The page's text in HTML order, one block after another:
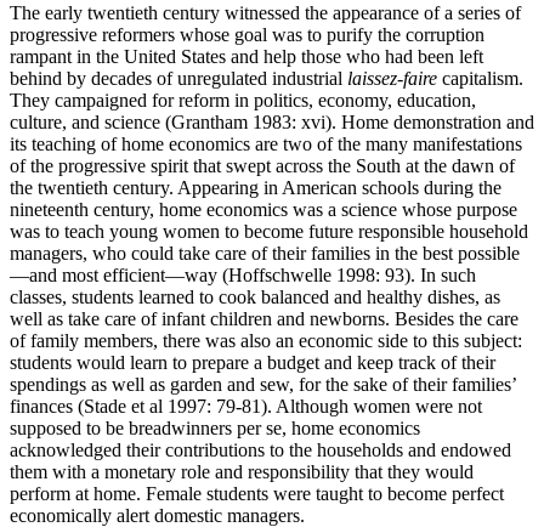
The early twentieth century witnessed the appearance of a series of
progressive reformers whose goal was to purify the corruption
rampant in the United States and help those who had been left
behind by decades of unregulated industrial laissez-faire capitalism.
They campaigned for reform in politics, economy, education,
culture, and science (Grantham 1983: xvi). Home demonstration and
its teaching of home economics are two of the many manifestations
of the progressive spirit that swept across the South at the dawn of
the twentieth century. Appearing in American schools during the
nineteenth century, home economics was a science whose purpose
was to teach young women to become future responsible household
managers, who could take care of their families in the best possible
—and most efficient—way (Hoffschwelle 1998: 93). In such
classes, students learned to cook balanced and healthy dishes, as
well as take care of infant children and newborns. Besides the care
of family members, there was also an economic side to this subject:
students would learn to prepare a budget and keep track of their
spendings as well as garden and sew, for the sake of their families’
finances (Stade et al 1997: 79-81). Although women were not
supposed to be breadwinners per se, home economics
acknowledged their contributions to the households and endowed
them with a monetary role and responsibility that they would
perform at home. Female students were taught to become perfect
economically alert domestic managers.